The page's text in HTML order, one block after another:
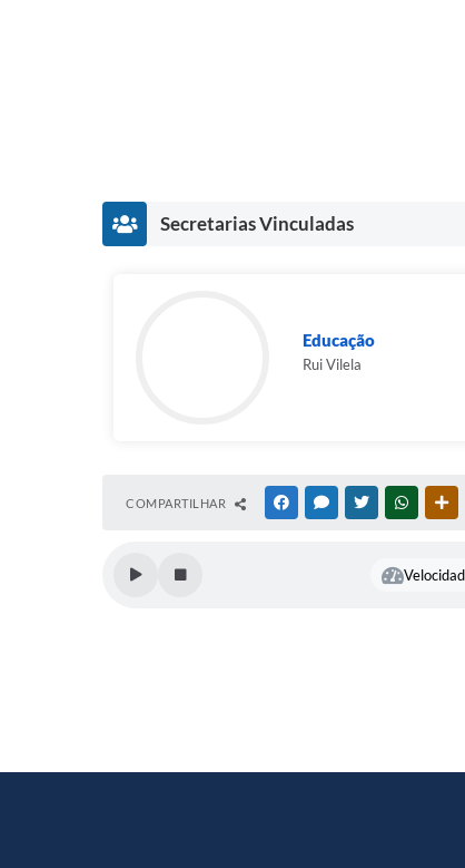
Secretarias Vinculadas
Educação
Rui Vilela
COMPARTILHAR FACEBOOKMESSENGER
TWITTER